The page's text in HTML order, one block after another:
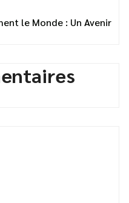
le Monde : Un Avenir